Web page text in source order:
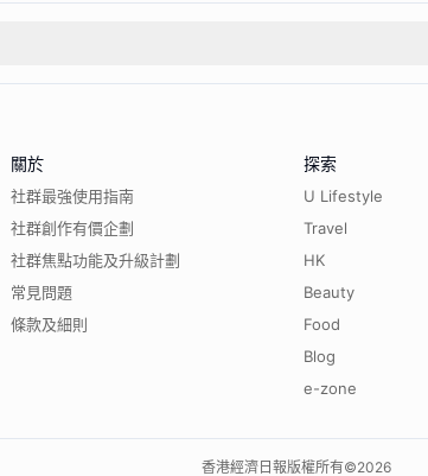
關於
社群最強使用指南
社群創作有價企劃
社群焦點功能及升級計劃
常見問題
條款及細則
探索
U Lifestyle
Travel
HK
Beauty
Food
Blog
e-zone
香港經濟日報版權所有©2026